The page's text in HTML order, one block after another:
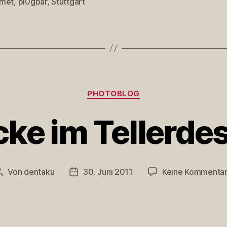
Kategorien
PHOTOBLOG
im
Von dentaku Veröffentlichungsdatum
30. Juni 2011 Keine